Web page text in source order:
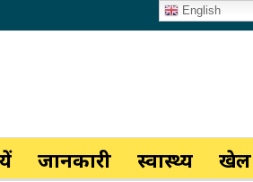
जानकारी स्वास्थ्य खेल
English